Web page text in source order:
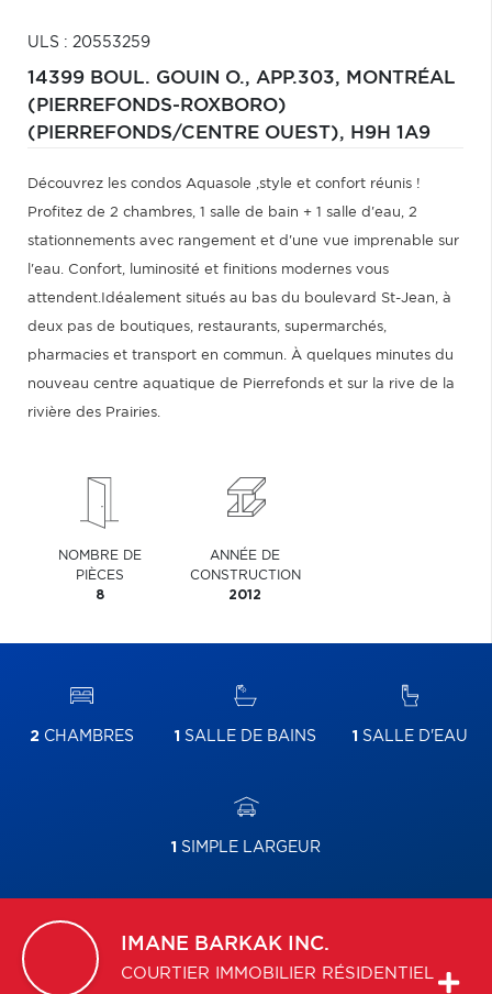
ULS : 20553259
14399 BOUL. GOUIN O., APP.303, MONTRÉAL
(PIERREFONDS-ROXBORO)
(PIERREFONDS/CENTRE OUEST), H9H 1A9
Découvrez les condos Aquasole ,style et confort réunis !
Profitez de 2 chambres, 1 salle de bain + 1 salle d'eau, 2
stationnements avec rangement et d'une vue imprenable sur
l'eau. Confort, luminosité et finitions modernes vous
attendent.Idéalement situés au bas du boulevard St-Jean, à
deux pas de boutiques, restaurants, supermarchés,
pharmacies et transport en commun. À quelques minutes du
nouveau centre aquatique de Pierrefonds et sur la rive de la
rivière des Prairies.
NOMBRE DE
PIÈCES
8
ANNÉE DE
CONSTRUCTION
2012
2 CHAMBRES 1 SALLE DE BAINS 1 SALLE D'EAU
1 SIMPLE LARGEUR
IMANE BARKAK INC.
COURTIER IMMOBILIER RÉSIDENTIEL